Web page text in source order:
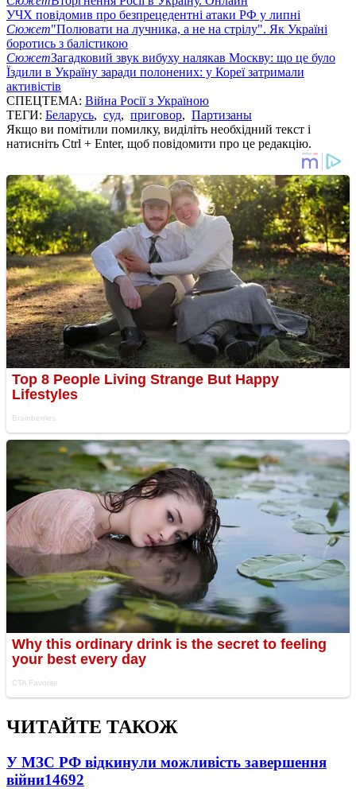
УЧХ повідомив про безпрецедентні атаки РФ у липні
Сюжет"Полювати на лучника, а не на стрілу". Як Україні
боротись з балістикою
СюжетЗагадковий звук вибуху налякав Москву: що це було
Їздили в Україну заради полонених: у Кореї затримали
активістів
СПЕЦТЕМА: Війна Росії з Україною
ТЕГИ: Беларусь, суд, приговор, Партизаны
Якщо ви помітили помилку, виділіть необхідний текст і
натисніть Ctrl + Enter, щоб повідомити про це редакцію.
ЧИТАЙТЕ ТАКОЖ
У МЗС РФ відкинули можливість завершення
війни14692